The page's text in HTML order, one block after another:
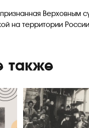
Верховным
на территории России
также